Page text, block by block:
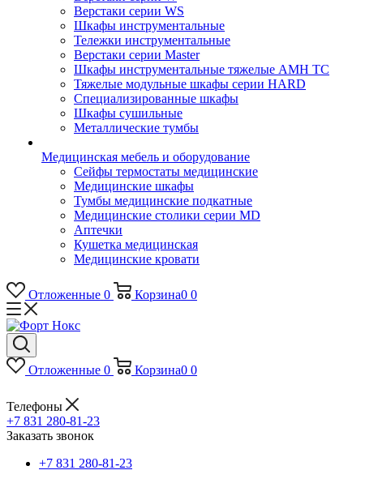
Верстаки серии WS
Шкафы инструментальные
Тележки инструментальные
Верстаки серии Master
Шкафы инструментальные тяжелые AMH TC
Тяжелые модульные шкафы серии HARD
Cпециализированные шкафы
Шкафы сушильные
Металлические тумбы
Медицинская мебель и оборудование
Сейфы термостаты медицинские
Медицинские шкафы
Тумбы медицинские подкатные
Медицинские столики серии MD
Аптечки
Кушетка медицинская
Медицинские кровати
Отложенные 0 Корзина0 0
Отложенные 0 Корзина0 0
Телефоны
+7 831 280-81-23
Заказать звонок
+7 831 280-81-23